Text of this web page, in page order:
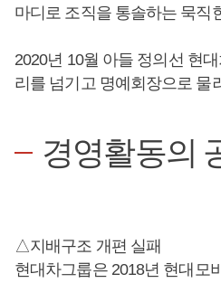
마디로 조직을 통솔하는 묵직
2020년 10월 아들 정의선 현
리를 넘기고 명예회장으로 물
경영활동의
△지배구조 개편 실패
현대차그룹은 2018년 현대모